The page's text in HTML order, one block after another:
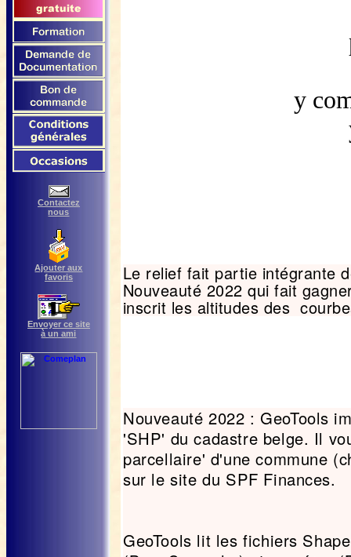
Contactez
nous
Ajouter aux
favoris
Envoyer ce site
à un ami
y
Le relief fait partie intégrante
Nouveauté 2022 qui fait
inscrit les altitudes des
Nouveauté 2022 : GeoTools
'SHP' du cadastre belge. Il
parcellaire' d'une commune
sur le site du SPF Finances.
GeoTools lit les fichiers